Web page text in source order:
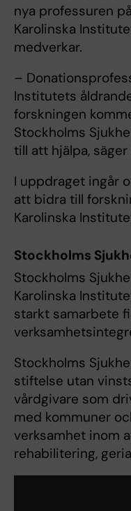
nya professuren
Karolinska
medverkar.
–
Institutets
forskningen
Stockholms
till att hjälpa,
I uppdraget ingår
att bidra till
Karolinska
Stockholms
Stockholms
Karolinska
starkt samarbete
Stockholms
stiftelse utan
vårdgivare som
med kommuner
verksamhet inom
rehabilitering,